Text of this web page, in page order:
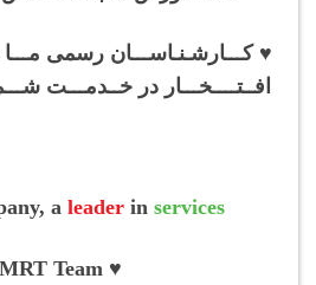
♥ کـــارشـنـاســـان رسمی
افــتــــخـــار در خــدمـــت
a leaderin services
♥ MRT Team ♥